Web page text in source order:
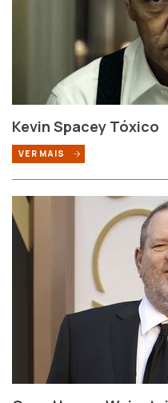
Kevin Spacey Tóxico
VER MAIS